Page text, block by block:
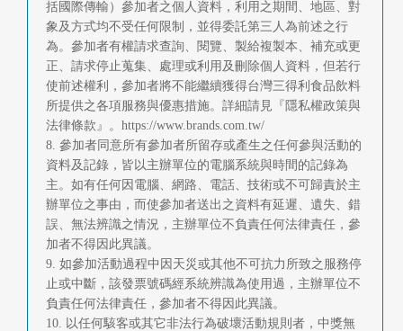
括國際傳輸）參加者之個人資料，利用之期間、地區、對
象及方式均不受任何限制，並得委託第三人為前述之行
為。參加者有權請求查詢、閱覽、製給複製本、補充或更
正、請求停止蒐集、處理或利用及刪除個人資料，但若行
使前述權利，參加者將不能繼續獲得台灣三得利食品飲料
所提供之各項服務與優惠措施。詳細請見『隱私權政策與
法律條款』。https://www.brands.com.tw/
8. 參加者同意所有參加者所留存或產生之任何參與活動的
資料及記錄，皆以主辦單位的電腦系統與時間的記錄為
主。如有任何因電腦、網路、電話、技術或不可歸責於主
辦單位之事由，而使參加者送出之資料有延遲、遺失、錯
誤、無法辨識之情況，主辦單位不負責任何法律責任，參
加者不得因此異議。
9. 如參加活動過程中因天災或其他不可抗力所致之服務停
止或中斷，該發票號碼經系統辨識為使用過，主辦單位不
負責任何法律責任，參加者不得因此異議。
10. 以任何駭客或其它非法行為破壞活動規則者，中獎無